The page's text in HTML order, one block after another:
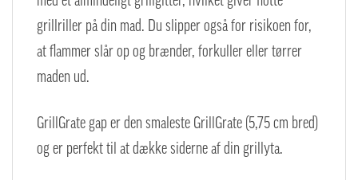
grillriller på din mad. Du slipper også for risikoen for,
at flammer slår op og brænder, forkuller eller tørrer
maden ud.
GrillGrate gap er den smaleste GrillGrate (5,75 cm bred)
og er perfekt til at dække siderne af din grillyta.